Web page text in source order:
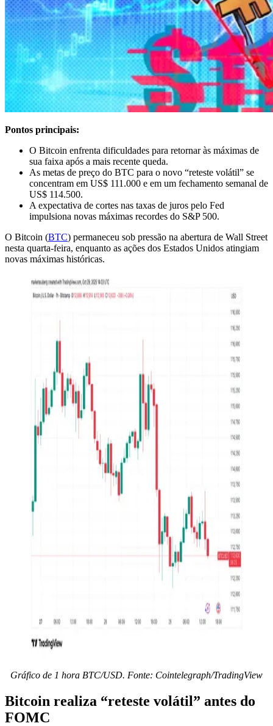
Pontos principais:
O Bitcoin enfrenta dificuldades para retornar às máximas de
sua faixa após a mais recente queda.
As metas de preço do BTC para o novo “reteste volátil” se
concentram em US$ 111.000 e em um fechamento semanal de
US$ 114.500.
A expectativa de cortes nas taxas de juros pelo Fed
impulsiona novas máximas recordes do S&P 500.
O Bitcoin (BTC) permaneceu sob pressão na abertura de Wall Street
nesta quarta-feira, enquanto as ações dos Estados Unidos atingiam
novas máximas históricas.
Gráfico de 1 hora BTC/USD. Fonte: Cointelegraph/TradingView
Bitcoin realiza “reteste volátil” antes do
FOMC